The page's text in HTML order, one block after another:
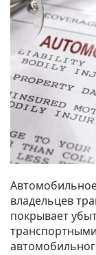
владельцев
покрывает